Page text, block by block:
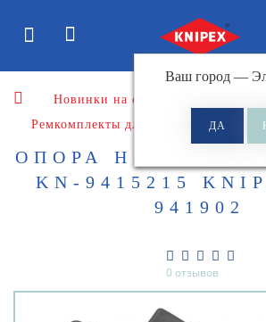
Ваш город —
Новинки на сайте
Ремкомплекты для режущего
ОПОРА НОЖА ДЛЯ
KN-9415215
941902
0 отзывов